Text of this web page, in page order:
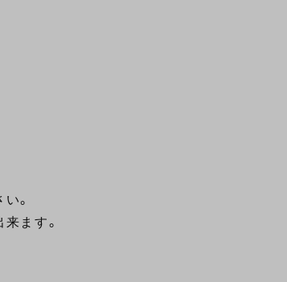
。
ます。